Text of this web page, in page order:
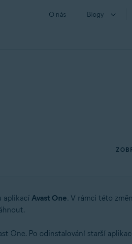
O nás Blogy
aplikací Avast One. V rámci této
One. Po odinstalování starší